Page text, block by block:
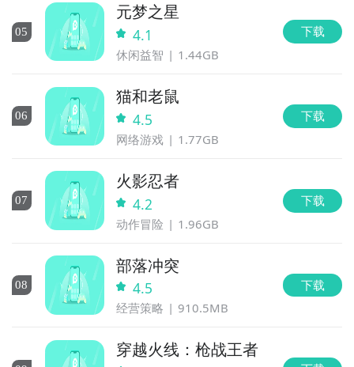
05
元梦之星
4.1
休闲益智 1.44GB
下载
06
猫和老鼠
4.5
网络游戏 1.77GB
下载
07
火影忍者
4.2
动作冒险 1.96GB
下载
08
部落冲突
4.5
经营策略 910.5MB
下载
穿越火线：枪战王者